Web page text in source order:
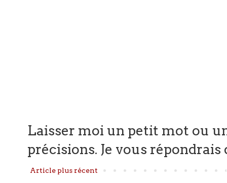
Laisser moi un petit mot ou
précisions. Je vous répondrais
Article plus récent